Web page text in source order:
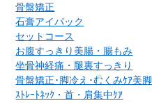
骨盤矯正
石膏アイパック
セットコース
お腹すっきり美腸・腸もみ
坐骨神経痛・腿裏すっきり
骨盤矯正･脚冷え･むくみｹｱ美脚
ｽﾄﾚｰﾄﾈｯｸ・首・肩集中ｹｱ